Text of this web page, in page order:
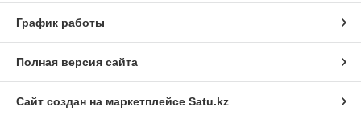
График работы
Полная версия сайта
Сайт создан на маркетплейсе Satu.kz